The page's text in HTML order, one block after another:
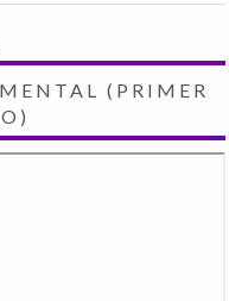
(PRIMER